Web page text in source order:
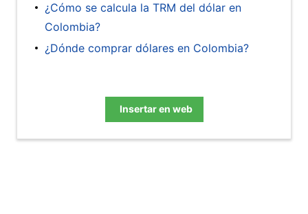
¿Cómo se calcula la TRM del dólar en
Colombia?
¿Dónde comprar dólares en Colombia?
Insertar en web